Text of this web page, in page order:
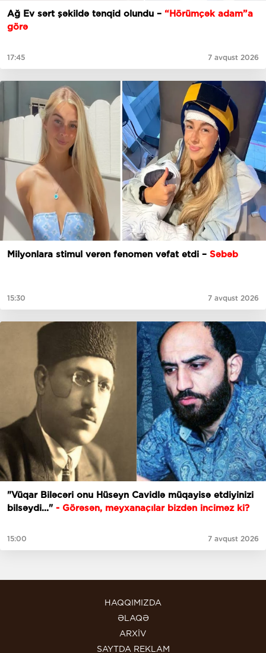
Ağ Ev sərt şəkildə tənqid olundu – “Hörümçək adam”a
görə
17:45 7 avqust 2026
Milyonlara stimul verən fenomen vəfat etdi – Səbəb
15:30 7 avqust 2026
"Vüqar Biləcəri onu Hüseyn Cavidlə müqayisə etdiyinizi
bilsəydi..." - Görəsən, meyxanaçılar bizdən inciməz ki?
15:00 7 avqust 2026
HAQQIMIZDA
ƏLAQƏ
ARXİV
SAYTDA REKLAM